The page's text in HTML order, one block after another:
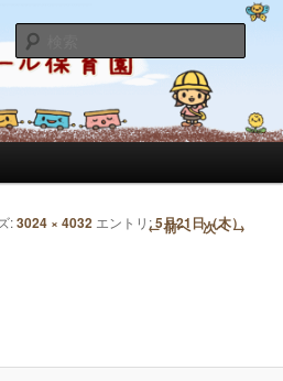
育園のブログ
のブログです。園の日常を綴っています。
索
← 前へ 次へ →
:3024 × 4032 エントリ:5月21日（木）